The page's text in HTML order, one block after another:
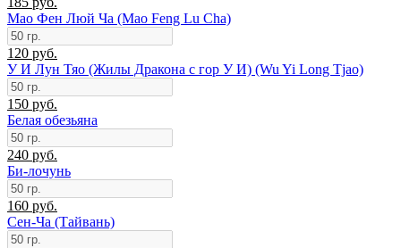
Мао Фен Люй Ча (Mao Feng Lu Cha)
120 руб.
У И Лун Тяо (Жилы Дракона с гор У И) (Wu Yi Long Tjao)
150 руб.
Белая обезьяна
240 руб.
Би-лочунь
160 руб.
Сен-Ча (Тайвань)